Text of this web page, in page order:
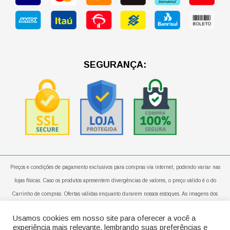
o
o
g
m
a
p
SEGURANÇA:
Preços e condições de pagamento exclusivos para compras via internet, podendo variar nas
lojas físicas. Caso os produtos apresentem divergências de valores, o preço válido é o do
Carrinho de compras. Ofertas válidas enquanto durarem nossos estoques. As imagens dos
alteração sem aviso prévio. Em caso de entregas em apartamentos, a mesma será realizada no
Usamos cookies em nosso site para oferecer a você a
experiência mais relevante, lembrando suas preferências e